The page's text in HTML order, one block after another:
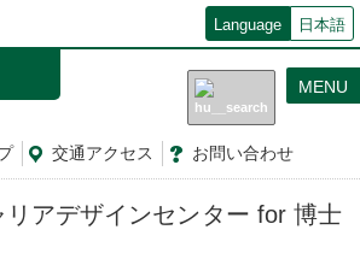
Language 日本語
交通アクセス お問い合わせ
MENU
リアデザインセンター for 博士